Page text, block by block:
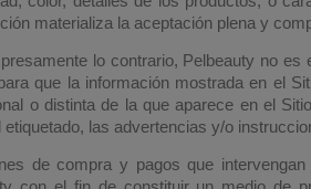
materializa la aceptación plena y
lo contrario, Pelbeauty no
que la información mostrada en el
o distinta de la que aparece en el
las advertencias y/o
de compra y pagos que